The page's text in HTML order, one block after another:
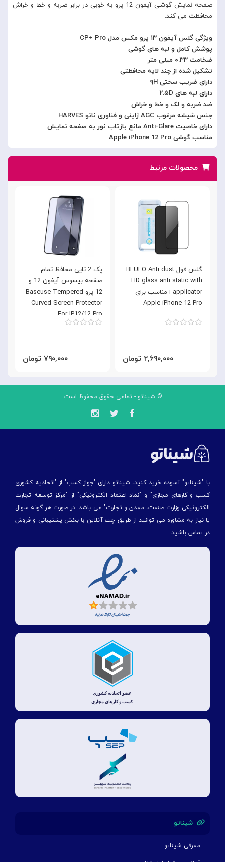
صفحه نمایش گوشی آیفون 12 پرو به خوبی در برابر ضربه و خط و خراش
محافظت می کند.
ویژگی گلس آیفون ۱۳ پرو مکس مدل CP+ Pro
پوشش کامل و لبه های گوشی
ضخامت ۰.۳۳ میلی متر
تشکیل شده از چند لایه محافظتی
دارای ضریب سختی ۹H
دارای لبه های ۲.۵D
ضد ضربه و لک و خط و خراش
جنس شیشه مرغوب AGC ژاپنی و فناوری نانو HARVES
دارای خاصیت Anti-Glare مانع بازتاب نور به صفحه نمایش
مناسب گوشی Apple iPhone 12 Pro
محصولات مرتبط
پک 2 تایی محافظ تمام
صفحه بیسوس آیفون 12 و
12 پرو Baseuse Tempered
Curved-Screen Protector
For IP12/12 Pro
SGAPIPH61P-TE01
۷۹۰,۰۰۰ تومان
گلس فول BLUEO Anti dust
HD glass anti static with
applicator ا مناسب برای
Apple iPhone 12 Pro
۲,۶۹۰,۰۰۰ تومان
© شیناتو - تمامی حقوق محفوظ است.
با "شیناتو" آسوده خرید کنید، شیناتو دارای "جواز کسب" از "اتحادیه کشوری
کسب و کارهای مجازی" و "نماد اعتماد الکترونیکی" از "مركز توسعه تجارت
الكترونیكی وزارت صنعت، معدن و تجارت" می باشد. در صورت هر گونه سوال
یا نیاز به مشاوره می توانید از طریق چت آنلاین با بخش پشتیبانی و فروش
در تماس باشید.
شیناتو
معرفی شیناتو